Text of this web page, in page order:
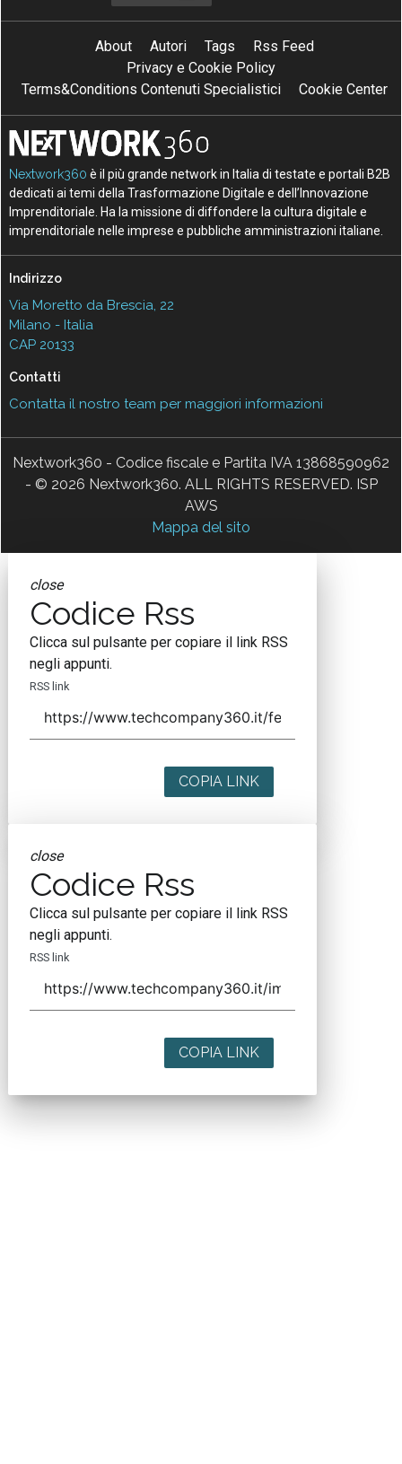
About Autori Tags
Rss Feed
Privacy e Cookie Policy
Terms&Conditions Contenuti Specialistici
Cookie Center
Nextwork360 è il più grande network in Italia di testate e portali B2B
dedicati ai temi della Trasformazione Digitale e dell’Innovazione
Imprenditoriale. Ha la missione di diffondere la cultura digitale e
imprenditoriale nelle imprese e pubbliche amministrazioni italiane.
Indirizzo
Via Moretto da Brescia, 22
Milano - Italia
CAP 20133
Contatti
Contatta il nostro team per maggiori informazioni
Nextwork360 - Codice fiscale e Partita IVA 13868590962
- © 2026 Nextwork360. ALL RIGHTS RESERVED. ISP
AWS
Mappa del sito
close
Codice Rss
Clicca sul pulsante per copiare il link RSS
negli appunti.
RSS link
COPIA LINK
close
Codice Rss
Clicca sul pulsante per copiare il link RSS
negli appunti.
RSS link
COPIA LINK